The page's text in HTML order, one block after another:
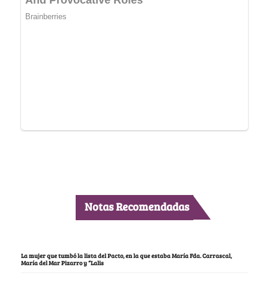
Notas Recomendadas
La mujer que tumbó la lista del Pacto, en la que estaba María Fda. Carrascal,
María del Mar Pizarro y “Lalis